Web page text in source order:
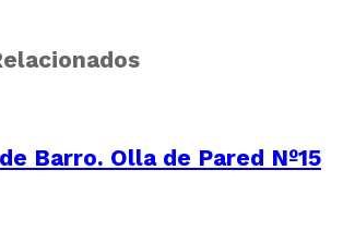
Barro. Olla de Pared Nº15